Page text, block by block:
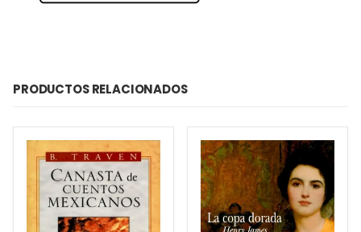
PRODUCTOS RELACIONADOS